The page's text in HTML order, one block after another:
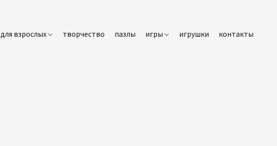
для взрослых творчество пазлы игры игрушки контакты